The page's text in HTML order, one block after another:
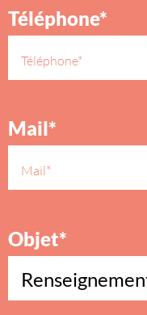
Téléphone*
Mail*
Objet*